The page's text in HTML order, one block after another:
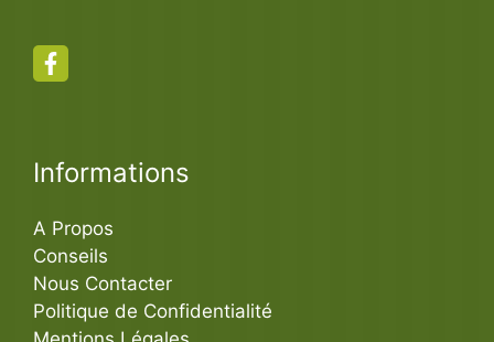
Informations
A Propos
Conseils
Nous Contacter
Politique de Confidentialité